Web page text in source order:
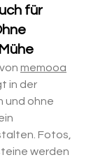
für
memooa
in der
und ohne
Fotos,
werden